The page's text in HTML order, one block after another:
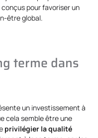
pour favoriser un
être global.
terme dans
un investissement à
cela semble être une
privilégier la qualité